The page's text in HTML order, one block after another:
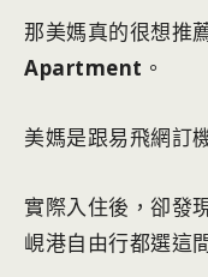
那美媽真的很想推
Apartment 。
美媽是跟易飛網訂
實際入住後，卻發
峴港自由行都選這